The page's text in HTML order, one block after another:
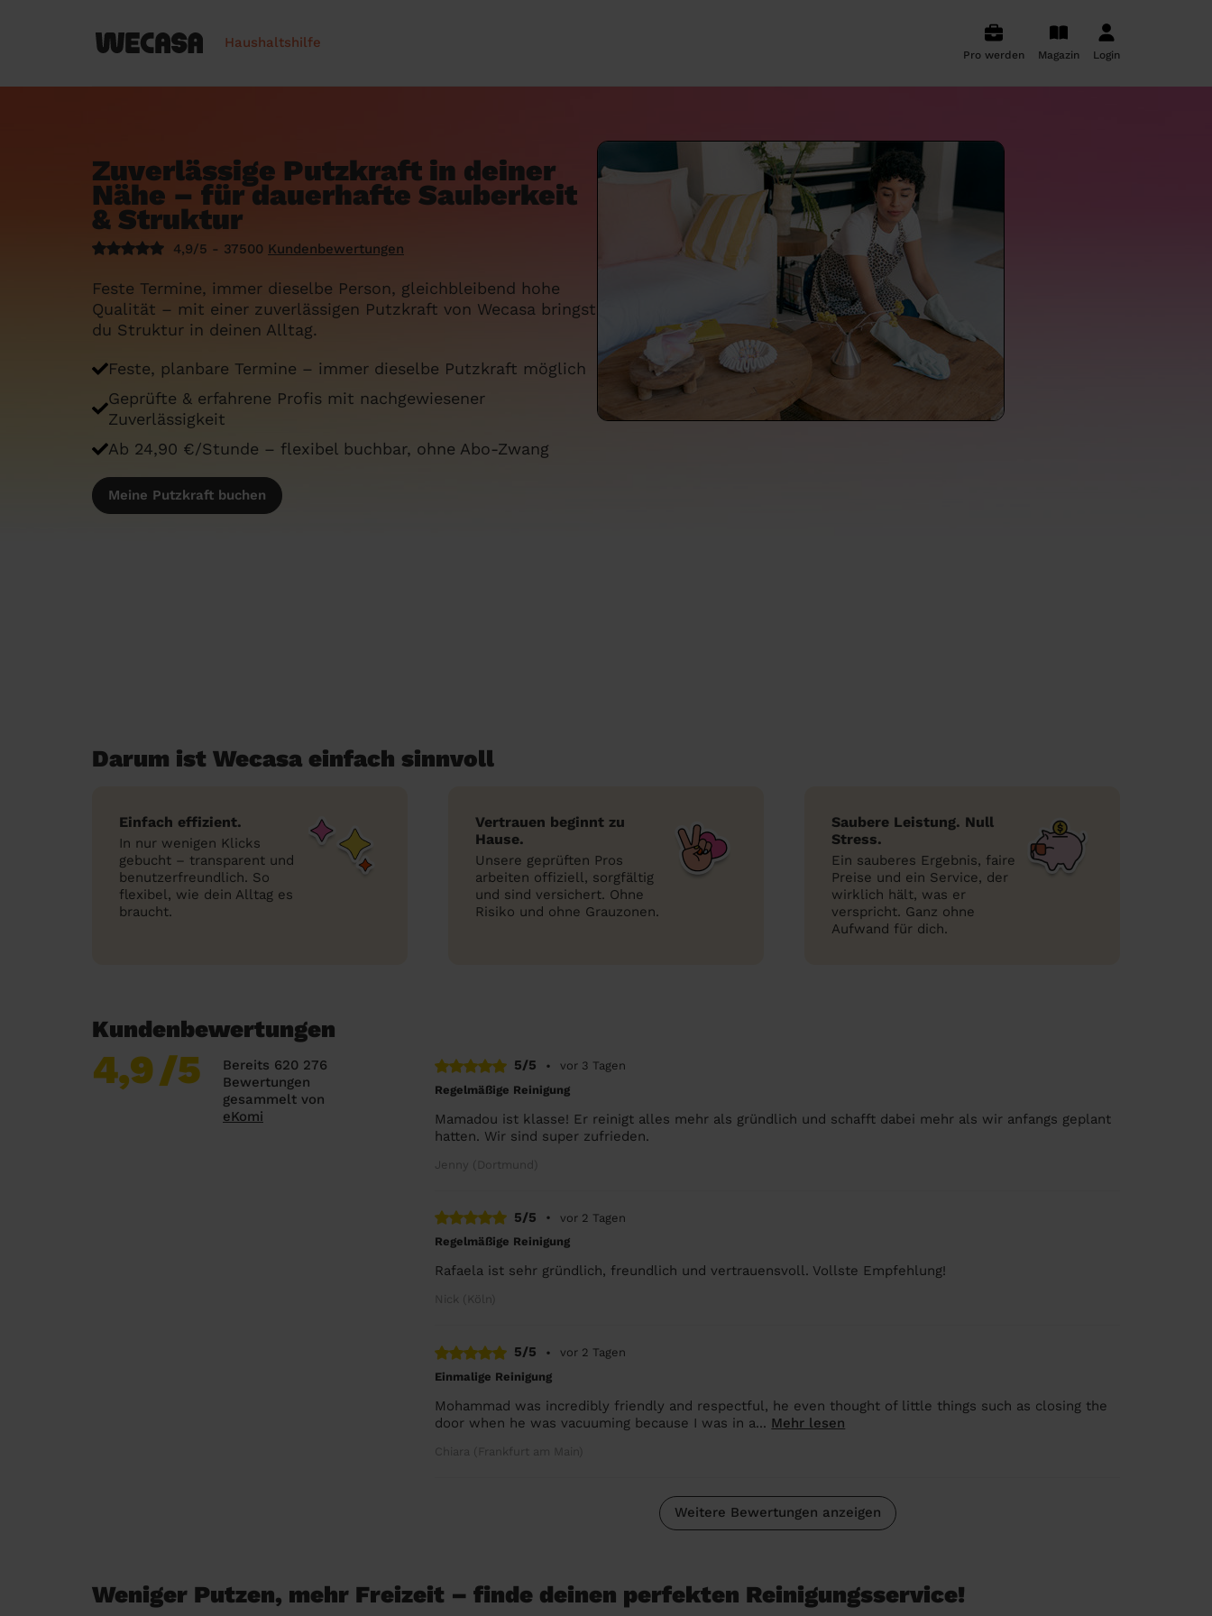
Haushaltshilfe
Pro werden Magazin Login
Zuverlässige Putzkraft in deiner
Nähe – für dauerhafte Sauberkeit
& Struktur
4,9/5 - 37500 Kundenbewertungen
Feste Termine, immer dieselbe Person, gleichbleibend hohe
Qualität – mit einer zuverlässigen Putzkraft von Wecasa bringst
du Struktur in deinen Alltag.
Feste, planbare Termine – immer dieselbe Putzkraft möglich
Geprüfte & erfahrene Profis mit nachgewiesener
Zuverlässigkeit
Ab 24,90 €/Stunde – flexibel buchbar, ohne Abo-Zwang
Meine Putzkraft buchen
Darum ist Wecasa einfach sinnvoll
Einfach effizient.
In nur wenigen Klicks
gebucht – transparent und
benutzerfreundlich. So
flexibel, wie dein Alltag es
braucht.
Vertrauen beginnt zu
Hause.
Unsere geprüften Pros
arbeiten offiziell, sorgfältig
und sind versichert. Ohne
Risiko und ohne Grauzonen.
Saubere Leistung. Null
Stress.
Ein sauberes Ergebnis, faire
Preise und ein Service, der
wirklich hält, was er
verspricht. Ganz ohne
Aufwand für dich.
Kundenbewertungen
4,9/5
Bereits 620 276
Bewertungen
gesammelt von
eKomi
5/5 •
vor 3 Tagen
Regelmäßige Reinigung
Mamadou ist klasse! Er reinigt alles mehr als gründlich und schafft dabei mehr als wir anfangs geplant
hatten. Wir sind super zufrieden.
Jenny (Dortmund)
5/5 •
vor 2 Tagen
Regelmäßige Reinigung
Rafaela ist sehr gründlich, freundlich und vertrauensvoll. Vollste Empfehlung!
Nick (Köln)
5/5 •
vor 2 Tagen
Einmalige Reinigung
Mohammad was incredibly friendly and respectful, he even thought of little things such as closing the
door when he was vacuuming because I was in a... Mehr lesen
Chiara (Frankfurt am Main)
Weitere Bewertungen anzeigen
Weniger Putzen, mehr Freizeit – finde deinen perfekten Reinigungsservice!